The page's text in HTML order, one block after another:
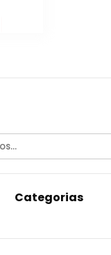
Categorias